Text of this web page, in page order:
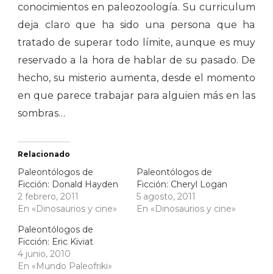
conocimientos en paleozoología. Su curriculum
deja claro que ha sido una persona que ha
tratado de superar todo límite, aunque es muy
reservado a la hora de hablar de su pasado. De
hecho, su misterio aumenta, desde el momento
en que parece trabajar para alguien más en las
sombras…
Relacionado
Paleontólogos de
Ficción: Donald Hayden
2 febrero, 2011
En «Dinosaurios y cine»
Paleontólogos de
Ficción: Cheryl Logan
5 agosto, 2011
En «Dinosaurios y cine»
Paleontólogos de
Ficción: Eric Kiviat
4 junio, 2010
En «Mundo Paleofriki»